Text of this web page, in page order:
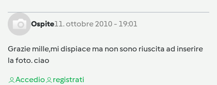
Ospite11. ottobre 2010 - 19:01
Grazie mille,mi dispiace ma non sono riuscita ad inserire
la foto. ciao
Accedio registrati